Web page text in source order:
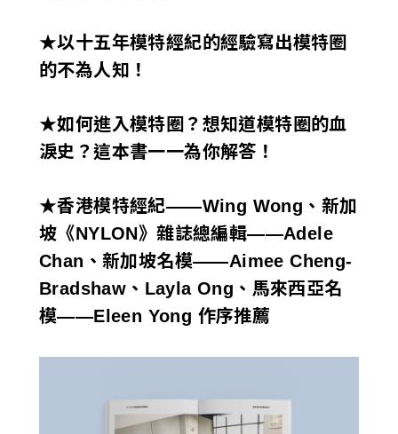
★以十五年模特經紀的經驗寫出模特圈
的不為人知！
★如何進入模特圈？想知道模特圈的血
淚史？這本書一一為你解答！
★香港模特經紀——Wing Wong、新加
坡《NYLON》雜誌總編輯——Adele
Chan、新加坡名模——Aimee Cheng-
Bradshaw、Layla Ong、馬來西亞名
模——Eleen Yong 作序推薦